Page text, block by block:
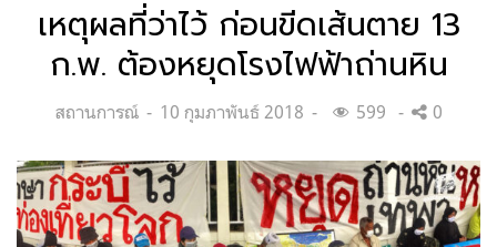
เหตุผลที่ว่าไว้ ก่อนขีดเส้นตาย 13
ก.พ. ต้องหยุดโรงไฟฟ้าถ่านหิน
Categories:
สถานการณ์
Posted
10 กุมภาพันธ์ 2018 599 0